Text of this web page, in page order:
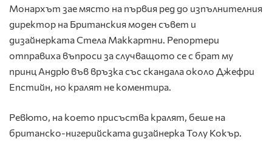
Монархът зае място на първия ред до изпълнителния
директор на Британския моден съвет и
дизайнерката Стела Маккартни. Репортери
отправиха въпроси за случващото се с брат му
принц Андрю във връзка със скандала около Джефри
Епстийн, но кралят не коментира.
Ревюто, на което присъства кралят, беше на
британско-нигерийската дизайнерка Толу Кокър.